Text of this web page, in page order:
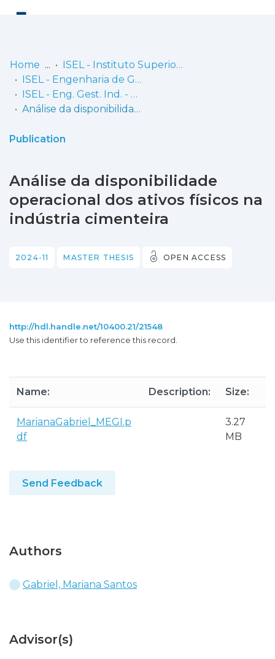
Communities
& Collections
Statistics
Home
ISEL - Instituto Superior de Engenharia de Lisboa
ISEL - Engenharia de Gestão Industrial
ISEL - Eng. Gest. Ind. - Dissertações de Mestrado
Análise da disponibilidade operacional dos ativos físicos na indústria cimenteira
Publication
Análise da disponibilidade
operacional dos ativos físicos na
indústria cimenteira
2024-11 MASTER THESIS OPEN ACCESS
http://hdl.handle.net/10400.21/21548
Use this identifier to reference this record.
Name: Description: Size:
MarianaGabriel_MEGI.p
df
3.27
MB
Send Feedback
Authors
Gabriel, Mariana Santos
Advisor(s)